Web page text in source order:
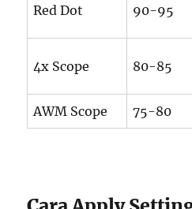
Red Dot 90-95
4x Scope 80-85
AWM Scope 75-80